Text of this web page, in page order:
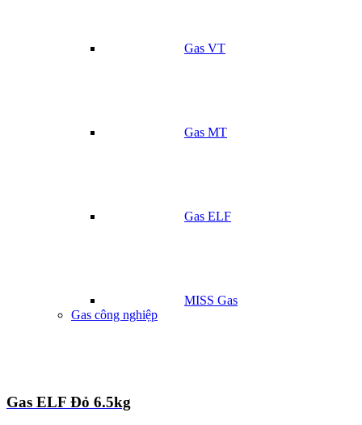
Gas VT
Gas MT
Gas ELF
MISS Gas
Gas công nghiệp
Gas ELF Đỏ 6.5kg